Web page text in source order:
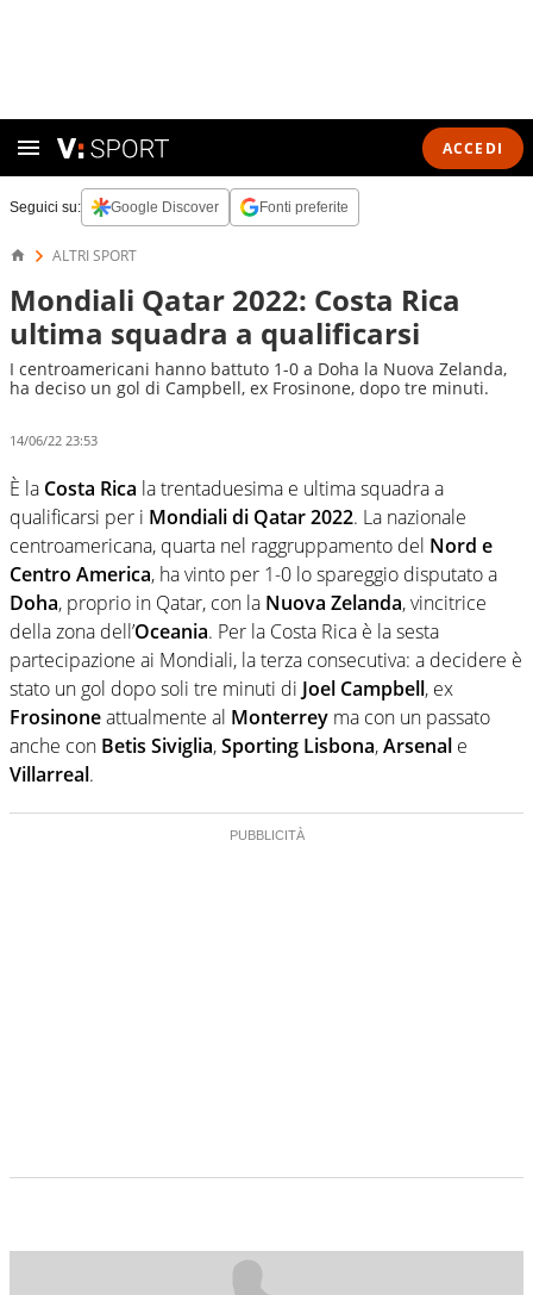
ACCEDI
Seguici su: Google Discover Fonti preferite
ALTRI SPORT
Mondiali Qatar 2022: Costa Rica
ultima squadra a qualificarsi
I centroamericani hanno battuto 1-0 a Doha la Nuova Zelanda,
ha deciso un gol di Campbell, ex Frosinone, dopo tre minuti.
14/06/22 23:53
È la Costa Rica la trentaduesima e ultima squadra a
qualificarsi per i Mondiali di Qatar 2022. La nazionale
centroamericana, quarta nel raggruppamento del Nord e
Centro America, ha vinto per 1-0 lo spareggio disputato a
Doha, proprio in Qatar, con la Nuova Zelanda, vincitrice
della zona dell’Oceania. Per la Costa Rica è la sesta
partecipazione ai Mondiali, la terza consecutiva: a decidere è
stato un gol dopo soli tre minuti di Joel Campbell, ex
Frosinoneattualmente al Monterrey ma con un passato
anche con Betis Siviglia,Sporting Lisbona,Arsenal e
Villarreal.